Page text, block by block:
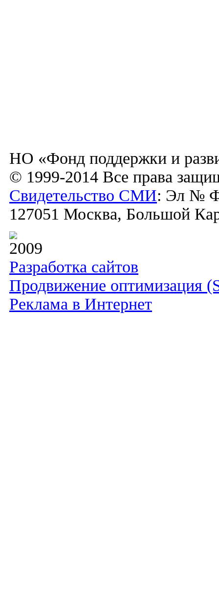
НО «Фонд поддержки и
© 1999-2014 Все права
Свидетельство СМИ: Эл №
127051 Москва, Большой
2009
Разработка сайтов
Продвижение оптимизация
Реклама в Интернет